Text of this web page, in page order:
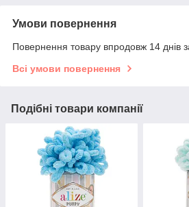
Умови повернення
Повернення товару впродовж 14 днів
Всі умови повернення
Подібні товари компанії